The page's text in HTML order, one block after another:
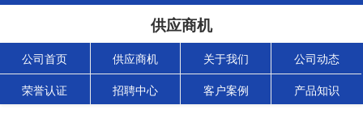
供应商机
公司首页 供应商机 关于我们 公司动态
荣誉认证 招聘中心 客户案例 产品知识